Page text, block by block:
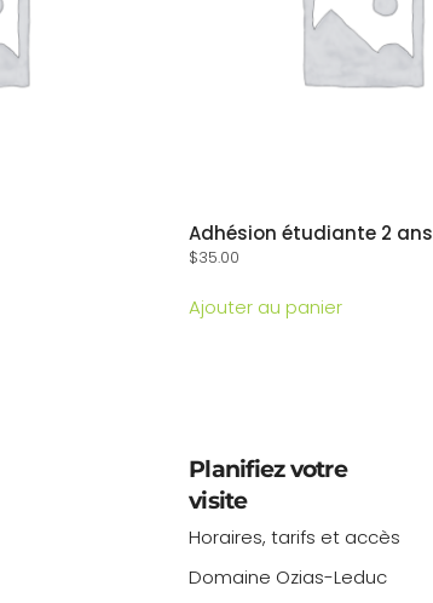
Adhésion étudiante 2 ans
$35.00
Ajouter au panier
Planifiez votre
visite
Horaires, tarifs et accès
Domaine Ozias-Leduc